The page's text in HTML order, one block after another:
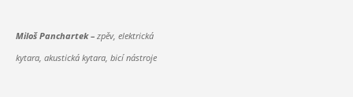
Miloš Panchartek – zpěv, elektrická
kytara, akustická kytara, bicí nástroje